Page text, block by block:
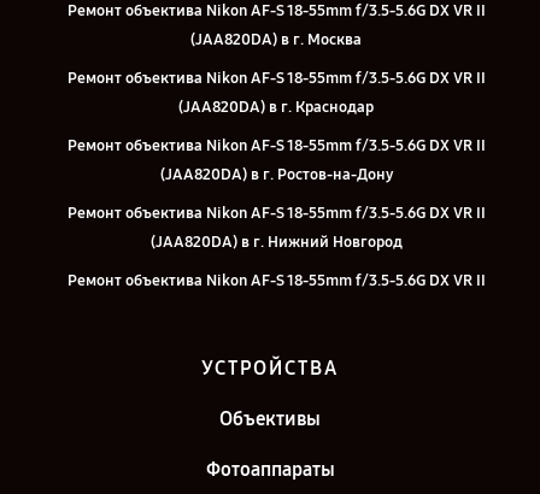
Ремонт объектива Nikon AF-S 18-55mm f/3.5-5.6G DX VR II
(JAA820DA) в г. Москва
Ремонт объектива Nikon AF-S 18-55mm f/3.5-5.6G DX VR II
(JAA820DA) в г. Краснодар
Ремонт объектива Nikon AF-S 18-55mm f/3.5-5.6G DX VR II
(JAA820DA) в г. Ростов-на-Дону
Ремонт объектива Nikon AF-S 18-55mm f/3.5-5.6G DX VR II
(JAA820DA) в г. Нижний Новгород
Ремонт объектива Nikon AF-S 18-55mm f/3.5-5.6G DX VR II
(JAA820DA) в г. Челябинск
Ремонт объектива Nikon AF-S 18-55mm f/3.5-5.6G DX VR II
Ремонт объектива Nikon AF-S 18-55mm f/3.5-5.6G DX VR II
УСТРОЙСТВА
Объективы
Фотоаппараты